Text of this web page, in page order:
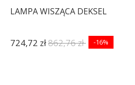
LAMPA WISZĄCA DEKSEL
724,72 zł862,76 zł -16%